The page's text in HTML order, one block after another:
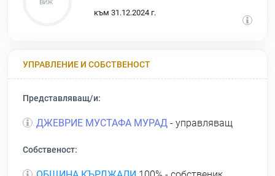
към 31.12.2024 г.
УПРАВЛЕНИЕ И СОБСТВЕНОСТ
Представляващ/и:
ДЖЕВРИЕ МУСТАФА МУРАД - управляващ
Собственост: